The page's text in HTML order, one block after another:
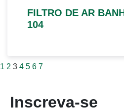
FILTRO DE AR
104
1 2 3 4 5 6 7
Inscreva-se